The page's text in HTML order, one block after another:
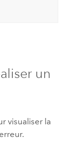
un
visualiser la